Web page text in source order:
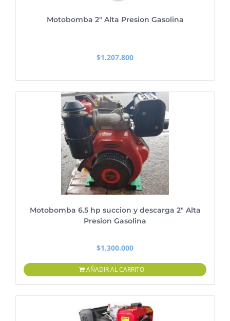
Motobomba 2″ Alta Presion Gasolina
$1.207.800
Motobomba 6.5 hp succion y descarga 2″ Alta
Presion Gasolina
$1.300.000
AÑADIR AL CARRITO